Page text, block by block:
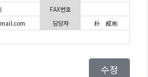
FAX번호
담당자
朴 成彬
수정